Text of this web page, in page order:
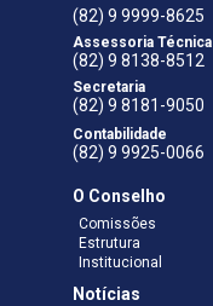
(82) 9 9999-8625
Assessoria Técnica
(82) 9 8138-8512
Secretaria
(82) 9 8181-9050
Contabilidade
(82) 9 9925-0066
O Conselho
Comissões
Estrutura
Institucional
Notícias